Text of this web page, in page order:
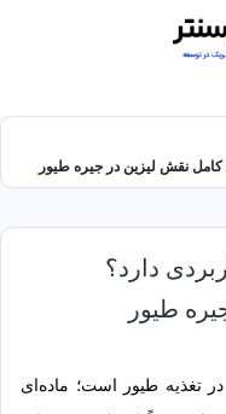
نقش لیزین در جیره طیور
دارد؟
طیور
تغذیه طیور است؛ ماده‌ای